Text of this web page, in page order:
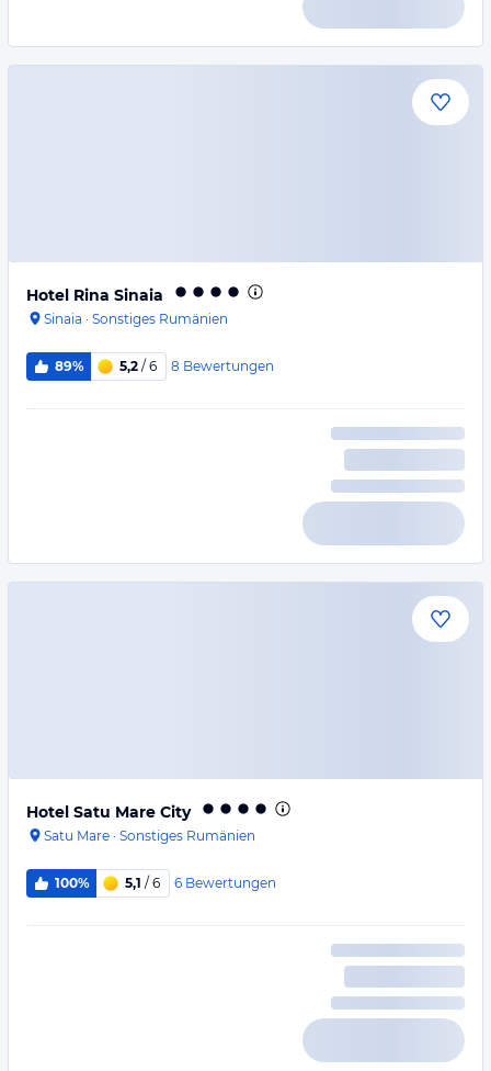
Hotel Rina Sinaia
Sinaia · Sonstiges Rumänien
89% 5,2 / 6 8 Bewertungen
Hotel Satu Mare City
Satu Mare · Sonstiges Rumänien
100% 5,1 / 6 6 Bewertungen